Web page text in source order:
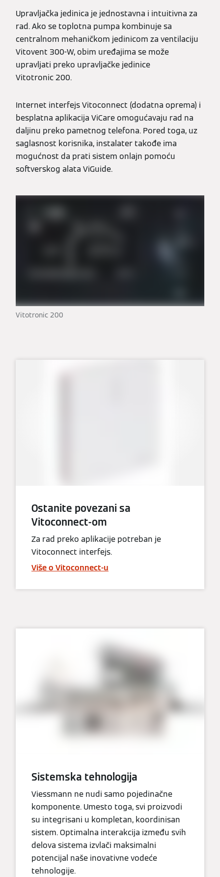
Upravljačka jedinica je jednostavna i intuitivna za
rad. Ako se toplotna pumpa kombinuje sa
centralnom mehaničkom jedinicom za ventilaciju
Vitovent 300-W, obim uređajima se može
upravljati preko upravljačke jedinice
Vitotronic 200.
Internet interfejs Vitoconnect (dodatna oprema) i
besplatna aplikacija ViCare omogućavaju rad na
daljinu preko pametnog telefona. Pored toga, uz
saglasnost korisnika, instalater takođe ima
mogućnost da prati sistem onlajn pomoću
softverskog alata ViGuide.
Vitotronic 200
Ostanite povezani sa
Vitoconnect-om
Za rad preko aplikacije potreban je
Vitoconnect interfejs.
Više o Vitoconnect-u
Sistemska tehnologija
Viessmann ne nudi samo pojedinačne
komponente. Umesto toga, svi proizvodi
su integrisani u kompletan, koordinisan
sistem. Optimalna interakcija između svih
delova sistema izvlači maksimalni
potencijal naše inovativne vodeće
tehnologije.